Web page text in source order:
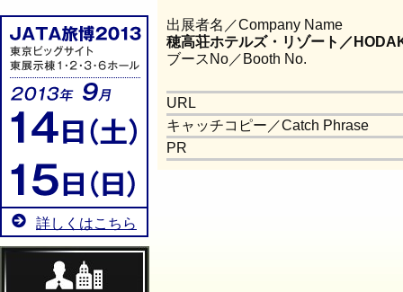
詳しくはこちら
出展者名／Company Name
穂高荘ホテルズ・リゾート／
ブースNo／Booth No.
URL
キャッチコピー／Catch Phrase
PR